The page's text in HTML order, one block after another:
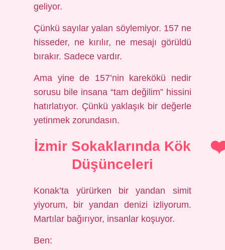
geliyor.
Çünkü sayılar yalan söylemiyor. 157 ne
hisseder, ne kırılır, ne mesajı görüldü
bırakır. Sadece vardır.
Ama yine de 157’nin karekökü nedir
sorusu bile insana “tam değilim” hissini
hatırlatıyor. Çünkü yaklaşık bir değerle
yetinmek zorundasın.
İzmir Sokaklarında Kök
Düşünceleri
Konak’ta yürürken bir yandan simit
yiyorum, bir yandan denizi izliyorum.
Martılar bağırıyor, insanlar koşuyor.
Ben: